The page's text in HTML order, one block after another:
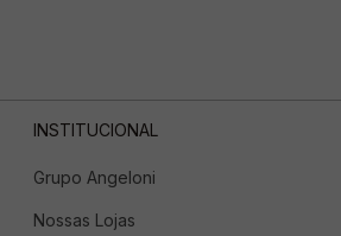
INSTITUCIONAL
Grupo Angeloni
Nossas Lojas